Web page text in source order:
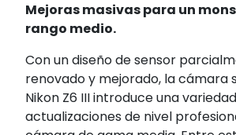
Mejoras masivas para un
rango medio.
Con un diseño de sensor
renovado y mejorado, la cámara
Nikon Z6 III introduce una
actualizaciones de nivel